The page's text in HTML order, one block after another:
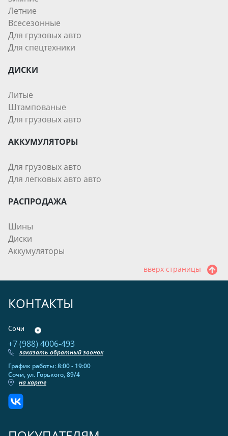
Летние
Всесезонные
Для грузовых авто
Для спецтехники
ДИСКИ
Литые
Штампованые
Для грузовых авто
АККУМУЛЯТОРЫ
Для грузовых авто
Для легковых авто авто
РАСПРОДАЖА
Шины
Диски
Аккумуляторы
вверх страницы
КОНТАКТЫ
Сочи
+7 (988) 4006-493
заказать обратный звонок
График работы: 8:00 - 19:00
Сочи, ул. Горького, 89/4
на карте